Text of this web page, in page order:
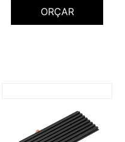
ORÇAR